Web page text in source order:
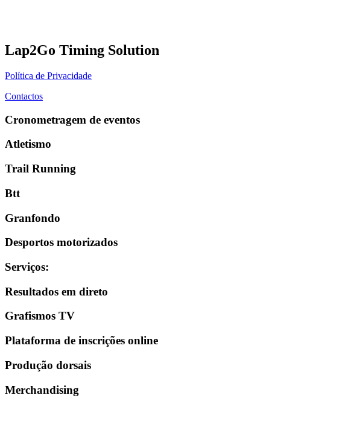
Lap2Go Timing Solution
Política de Privacidade
Contactos
Cronometragem de eventos
Atletismo
Trail Running
Btt
Granfondo
Desportos motorizados
Serviços:
Resultados em direto
Grafismos TV
Plataforma de inscrições online
Produção dorsais
Merchandising